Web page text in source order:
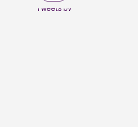
Tweets by